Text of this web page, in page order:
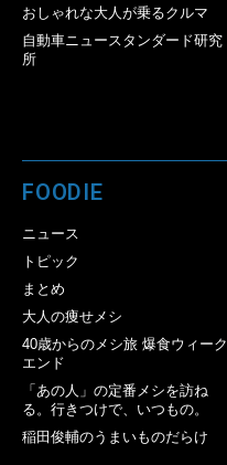
おしゃれな大人が乗るクルマ
自動車ニュースタンダード研究
所
FOODIE
ニュース
トピック
まとめ
大人の痩せメシ
40歳からのメシ旅 爆食ウィーク
エンド
「あの人」の定番メシを訪ね
る。行きつけで、いつもの。
稲田俊輔のうまいものだらけ